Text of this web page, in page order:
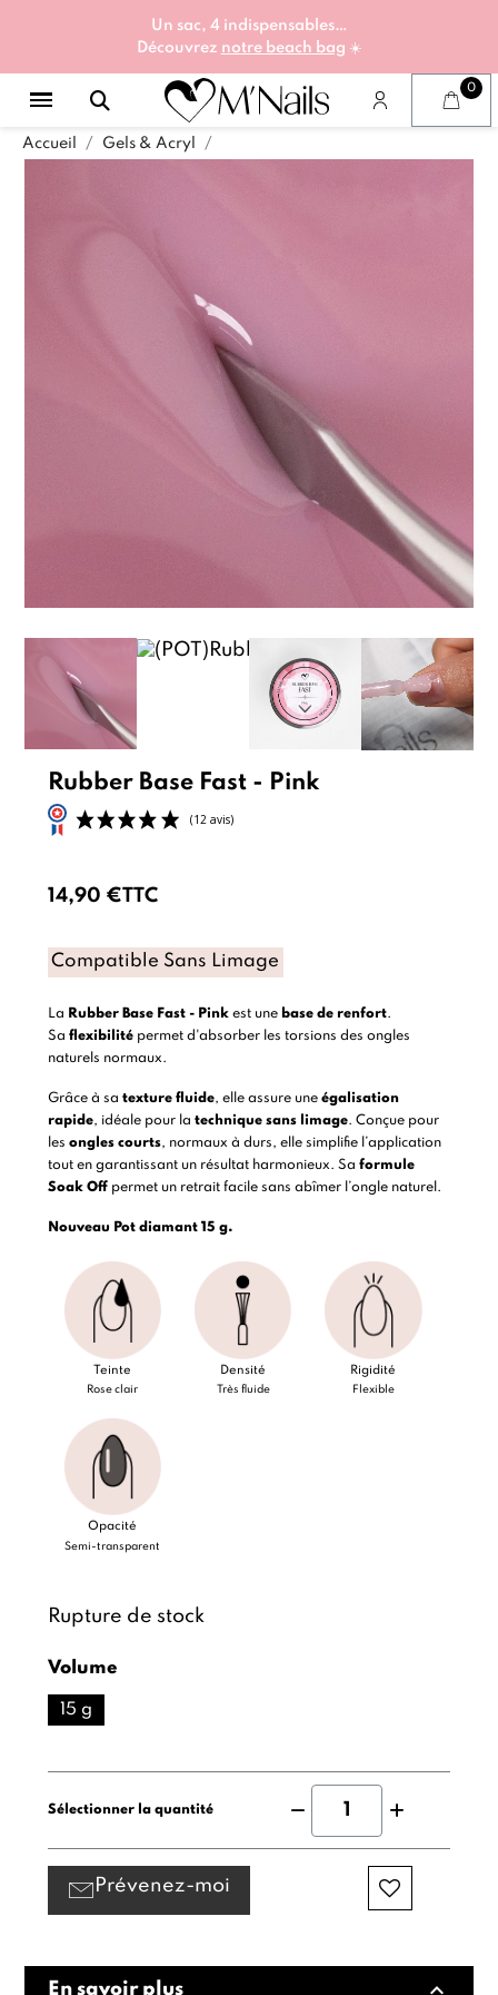
Un sac, 4 indispensables…
Découvrez notre beach bag ☀️
Accueil Gels & Acryl
Rubber Base Fast - Pink
(12 avis)
14,90 €TTC
Compatible Sans Limage
La Rubber Base Fast - Pinkest une base de renfort.
Sa flexibilitépermet d'absorber les torsions des ongles
naturels normaux.
Grâce à sa texture fluide, elle assure une égalisation
rapide, idéale pour la technique sans limage. Conçue pour
les ongles courts, normaux à durs, elle simplifie l’application
tout en garantissant un résultat harmonieux. Sa formule
Soak Offpermet un retrait facile sans abîmer l’ongle naturel.
Nouveau Pot diamant 15 g.
Teinte
Rose clair
Densité
Très fluide
Rigidité
Flexible
Opacité
Semi-transparent
Rupture de stock
Volume
15 g
Sélectionner la quantité
Prévenez-moi
En savoir plus